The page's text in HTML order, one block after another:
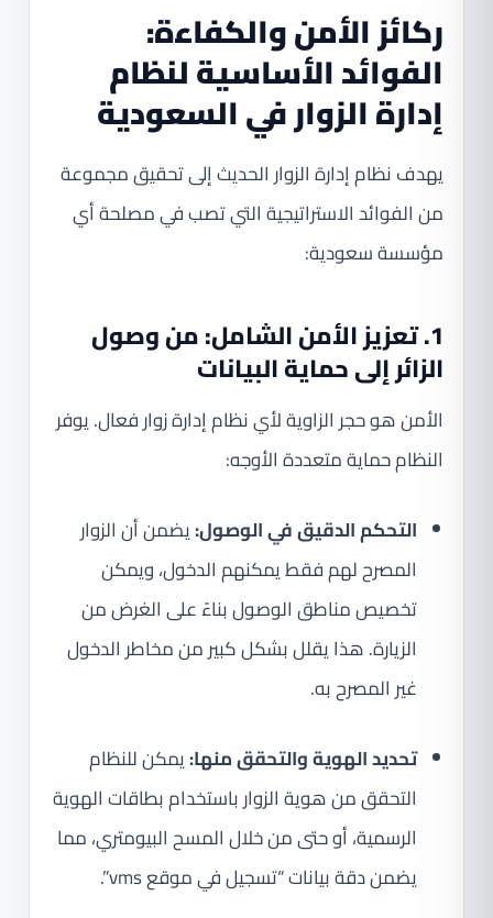
ركائز الأمن والكفاءة:
الفوائد الأساسية لنظام
إدارة الزوار في السعودية
يهدف نظام إدارة الزوار الحديث إلى تحقيق مجموعة
من الفوائد الاستراتيجية التي تصب في مصلحة أي
مؤسسة سعودية:
1. تعزيز الأمن الشامل: من وصول
الزائر إلى حماية البيانات
الأمن هو حجر الزاوية لأي نظام إدارة زوار فعال. يوفر
النظام حماية متعددة الأوجه:
التحكم الدقيق في الوصول:يضمن أن الزوار
المصرح لهم فقط يمكنهم الدخول، ويمكن
تخصيص مناطق الوصول بناءً على الغرض من
الزيارة. هذا يقلل بشكل كبير من مخاطر الدخول
غير المصرح به.
تحديد الهوية والتحقق منها:يمكن للنظام
التحقق من هوية الزوار باستخدام بطاقات الهوية
الرسمية، أو حتى من خلال المسح البيومتري، مما
يضمن دقة بيانات “تسجيل في موقع vms”.